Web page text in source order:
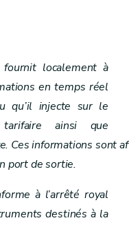
localement à
en temps réel
qu’il injecte sur le
ainsi que
Ces informations sont
port de sortie.
à l’arrêté royal
destinés à la